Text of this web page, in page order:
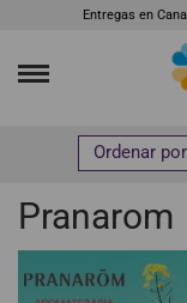
Entregas en
M
Pranarom